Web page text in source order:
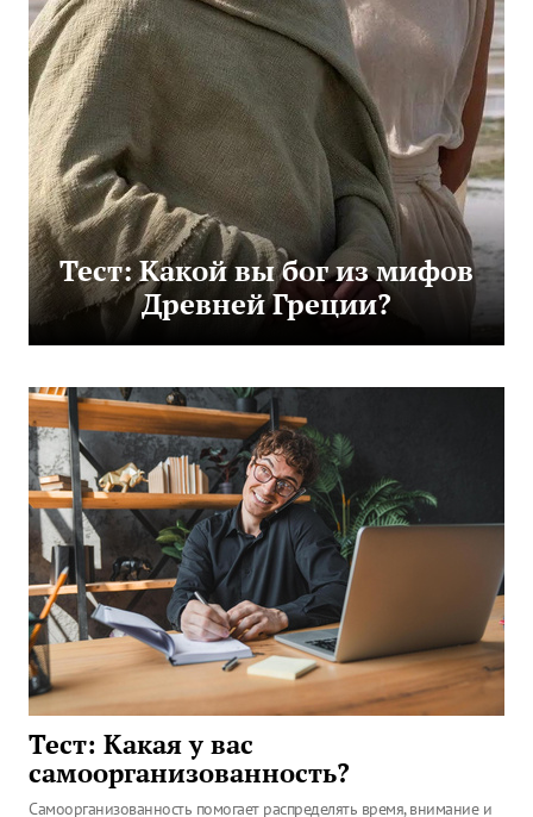
Тест: Какой вы бог из мифов
Древней Греции?
Тест: Какая у вас
самоорганизованность?
Самоорганизованность помогает распределять время, внимание и